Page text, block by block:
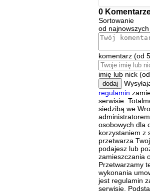
0
Sortowanie
od najnowszych
komentarz (od
imię lub nick
dodaj
regulamin
serwisie.
siedzibą we
osobowych dla
korzystaniem z
przetwarza
podajesz lub
zamieszczania
Przetwarzamy
wykonania
jest regulamin
serwisie.